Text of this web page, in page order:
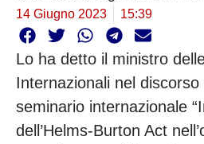
14 Giugno 2023 15:39
Lo ha detto il ministro
Internazionali nel
seminario internazionale
dell’Helms-Burton Act